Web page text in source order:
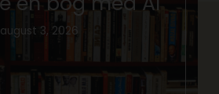
august 3, 2026